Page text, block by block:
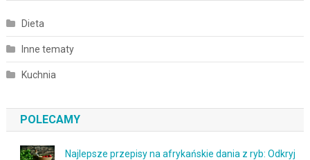
Dieta
Inne tematy
Kuchnia
POLECAMY
Najlepsze przepisy na afrykańskie dania z ryb: Odkryj